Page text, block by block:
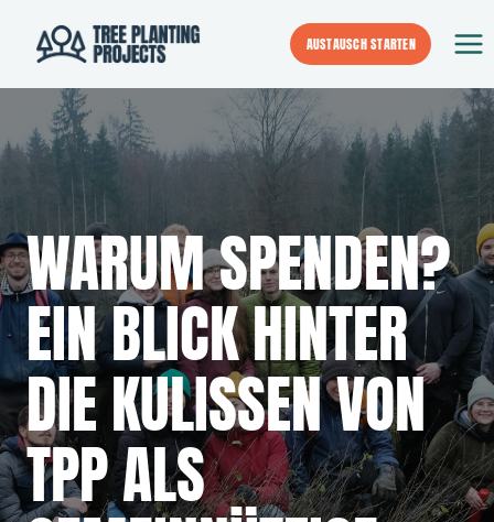
Inhalt
AUSTAUSCH STARTEN
WARUM SPENDEN?
EIN BLICK HINTER
DIE KULISSEN VON
TPP ALS